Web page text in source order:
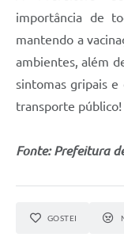
Galeria de Vídeos
Projetos
Contas Públicas
Telefones Úteis
Transparência
Enquete
importância de
mantendo a
ambientes, além
sintomas gripais
transporte público!
Fonte: Prefeitura
GOSTEI